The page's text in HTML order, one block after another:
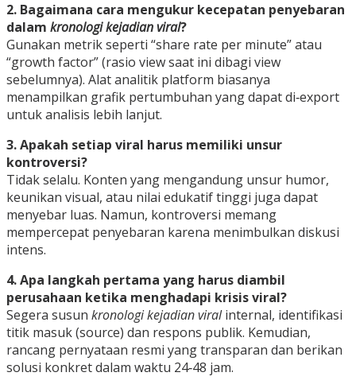
2. Bagaimana cara mengukur kecepatan penyebaran
dalam kronologi kejadian viral?
Gunakan metrik seperti “share rate per minute” atau
“growth factor” (rasio view saat ini dibagi view
sebelumnya). Alat analitik platform biasanya
menampilkan grafik pertumbuhan yang dapat di‑export
untuk analisis lebih lanjut.
3. Apakah setiap viral harus memiliki unsur
kontroversi?
Tidak selalu. Konten yang mengandung unsur humor,
keunikan visual, atau nilai edukatif tinggi juga dapat
menyebar luas. Namun, kontroversi memang
mempercepat penyebaran karena menimbulkan diskusi
intens.
4. Apa langkah pertama yang harus diambil
perusahaan ketika menghadapi krisis viral?
Segera susun kronologi kejadian viralinternal, identifikasi
titik masuk (source) dan respons publik. Kemudian,
rancang pernyataan resmi yang transparan dan berikan
solusi konkret dalam waktu 24‑48 jam.